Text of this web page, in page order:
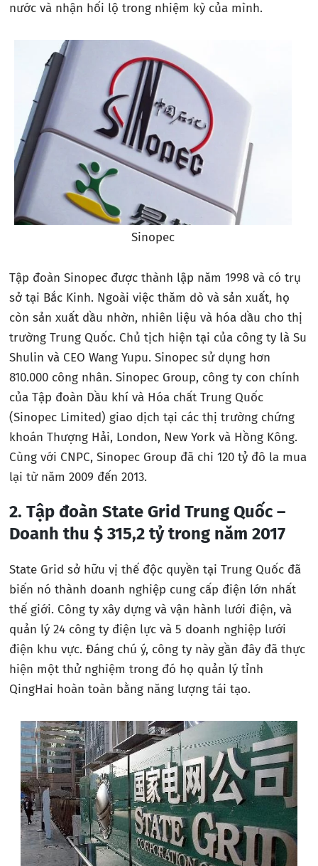
nước và nhận hối lộ trong nhiệm kỳ của mình.
Sinopec
Tập đoàn Sinopec được thành lập năm 1998 và có trụ
sở tại Bắc Kinh. Ngoài việc thăm dò và sản xuất, họ
còn sản xuất dầu nhờn, nhiên liệu và hóa dầu cho thị
trường Trung Quốc. Chủ tịch hiện tại của công ty là Su
Shulin và CEO Wang Yupu. Sinopec sử dụng hơn
810.000 công nhân. Sinopec Group, công ty con chính
của Tập đoàn Dầu khí và Hóa chất Trung Quốc
(Sinopec Limited) giao dịch tại các thị trường chứng
khoán Thượng Hải, London, New York và Hồng Kông.
Cùng với CNPC, Sinopec Group đã chi 120 tỷ đô la mua
lại từ năm 2009 đến 2013.
2. Tập đoàn State Grid Trung Quốc –
Doanh thu $ 315,2 tỷ trong năm 2017
State Grid sở hữu vị thế độc quyền tại Trung Quốc đã
biến nó thành doanh nghiệp cung cấp điện lớn nhất
thế giới. Công ty xây dựng và vận hành lưới điện, và
quản lý 24 công ty điện lực và 5 doanh nghiệp lưới
điện khu vực. Đáng chú ý, công ty này gần đây đã thực
hiện một thử nghiệm trong đó họ quản lý tỉnh
QingHai hoàn toàn bằng năng lượng tái tạo.